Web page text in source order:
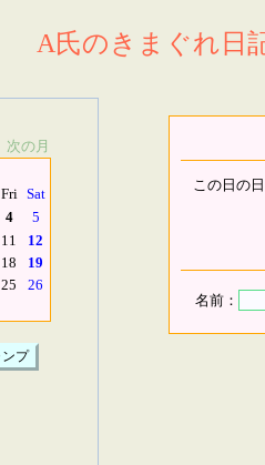
A氏のきまぐれ日
次の月
Fri Sat
4
5
11
12
18
19
25
26
この日の
名前：